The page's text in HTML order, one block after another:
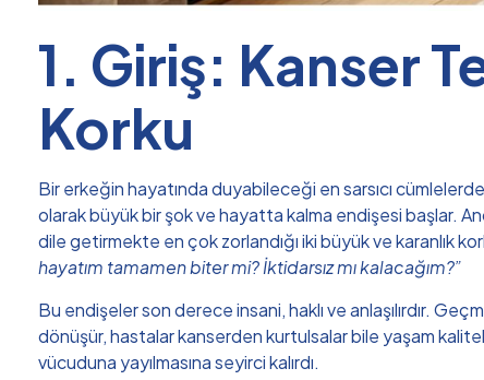
1. Giriş: Kanser
Korku
Bir erkeğin hayatında duyabileceği en sarsıcı
olarak büyük bir şok ve hayatta kalma endişesi başlar.
dile getirmekte en çok zorlandığı iki büyük ve karanlık
hayatım tamamen biter mi? İktidarsız mı kalacağım?”
Bu endişeler son derece insani, haklı ve anlaşılırdır.
dönüşür, hastalar kanserden kurtulsalar bile yaşam
vücuduna yayılmasına seyirci kalırdı.